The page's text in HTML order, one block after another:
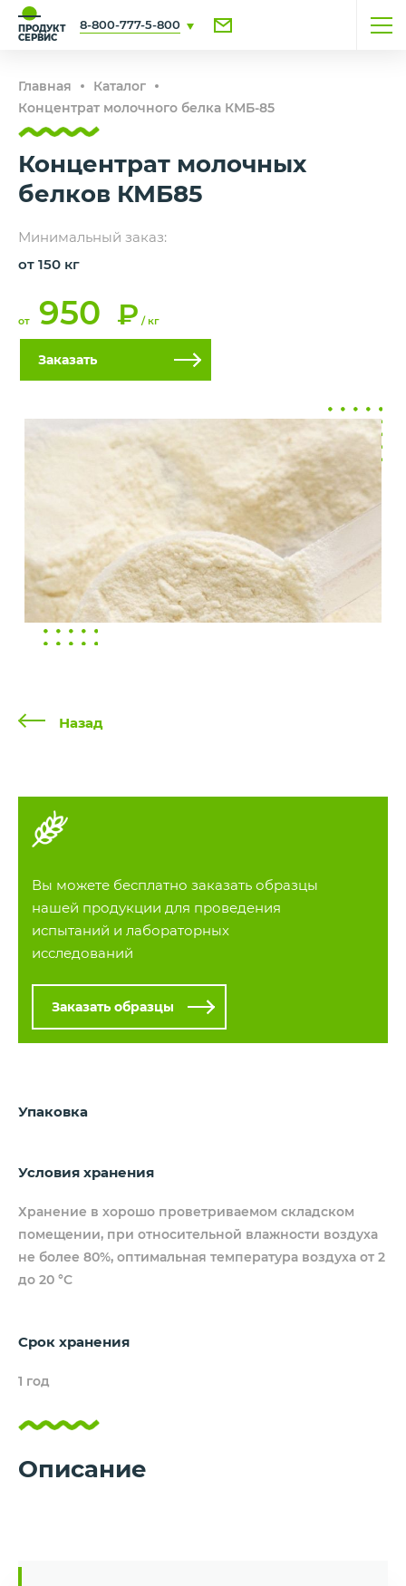
ПРОДУКТ
СЕРВИС
8-800-777-5-800
Главная
Каталог
Концентрат молочного белка КМБ-85
Концентрат молочных
белков КМБ85
Минимальный заказ:
от 150 кг
от 950 ₽ / кг
Заказать
Назад
Вы можете бесплатно заказать образцы
нашей продукции для проведения
испытаний и лабораторных
исследований
Заказать образцы
Упаковка
Условия хранения
Хранение в хорошо проветриваемом складском
помещении, при относительной влажности воздуха
не более 80%, оптимальная температура воздуха от 2
до 20 °C
Срок хранения
1 год
Описание